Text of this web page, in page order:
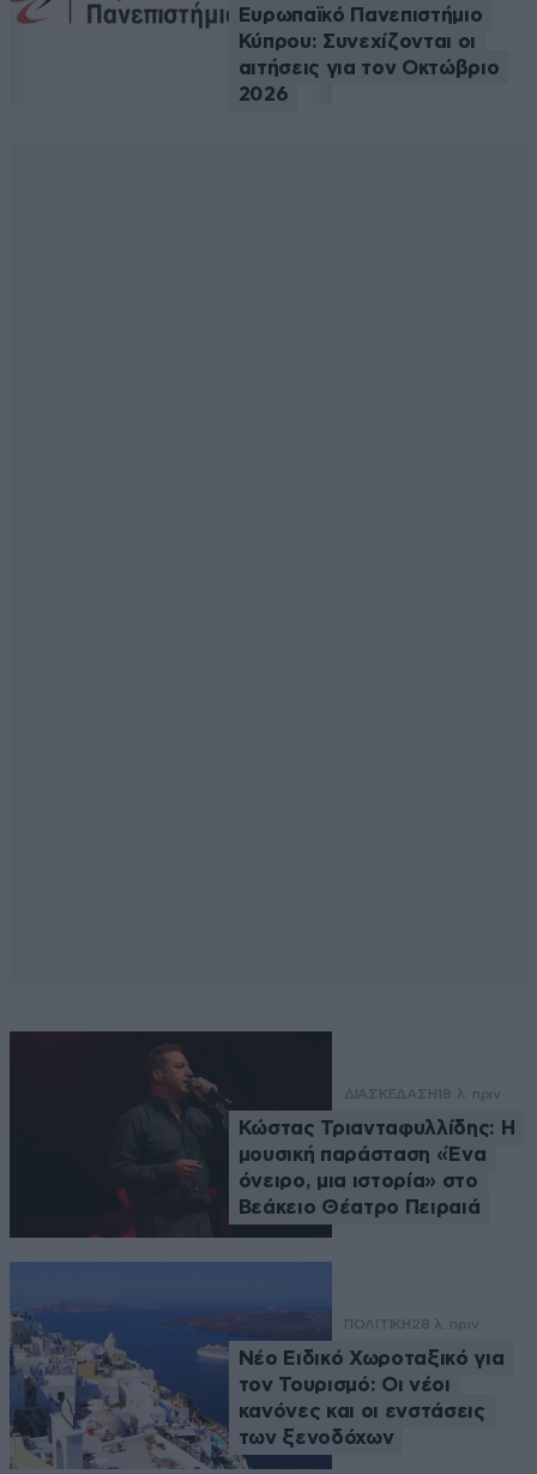
Ευρωπαϊκό Πανεπιστήμιο
Κύπρου: Συνεχίζονται οι
αιτήσεις για τον Οκτώβριο
2026
ΔΙΑΣΚΕΔΑΣΗ 18 λ. πριν
Κώστας Τριανταφυλλίδης: Η
μουσική παράσταση «Ένα
όνειρο, μια ιστορία» στο
Βεάκειο Θέατρο Πειραιά
ΠΟΛΙΤΙΚΗ28 λ. πριν
Νέο Ειδικό Χωροταξικό για
τον Τουρισμό: Οι νέοι
κανόνες και οι ενστάσεις
των ξενοδόχων